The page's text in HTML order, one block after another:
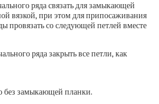
ряда связать для замыкающей
вязкой, при этом для припосаживания
провязать со следующей петлей вместе
ряда закрыть все петли, как
без замыкающей планки.